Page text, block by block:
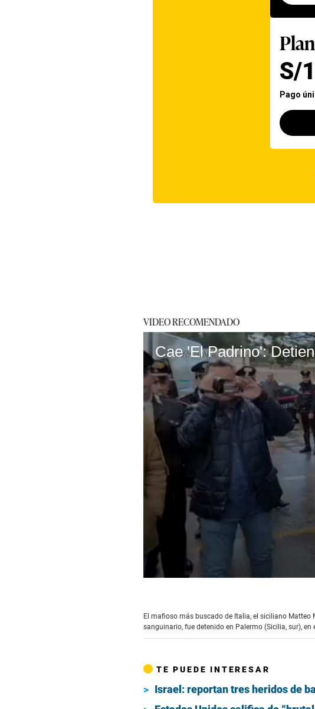
VIDEO RECOMENDADO
minutes,
8
secondsVolume
El mafioso más buscado de Italia, el siciliano
sanguinario, fue detenido en Palermo (Sicilia, sur),
TE PUEDE INTERESAR
Israel: reportan tres heridos de